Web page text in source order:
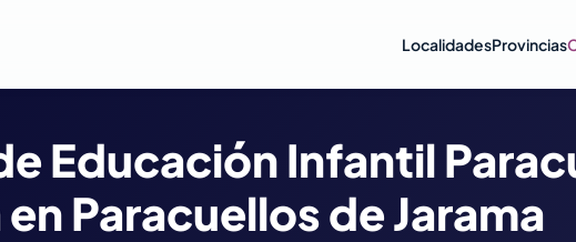
LocalidadesProvincias
Educación Infantil
en Paracuellos de Jarama